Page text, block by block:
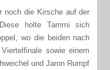
noch die Kirsche auf der
holte Tammi sich
wo die beiden nach
sowie einem
und Jaron Rumpf